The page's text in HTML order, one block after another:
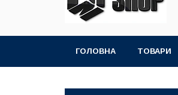
ГОЛОВНА ТОВАРИ